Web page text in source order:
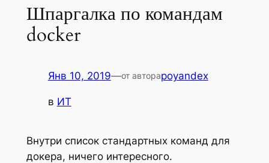
Шпаргалка по командам
docker
Янв 10, 2019—от автораpoyandex
в ИТ
Внутри список стандартных команд для
докера, ничего интересного.